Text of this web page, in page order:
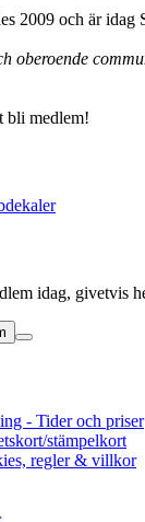
2009 och är idag
oberoende
bli medlem!
idag, givetvis
- Tider och priser
stämpelkort
regler & villkor